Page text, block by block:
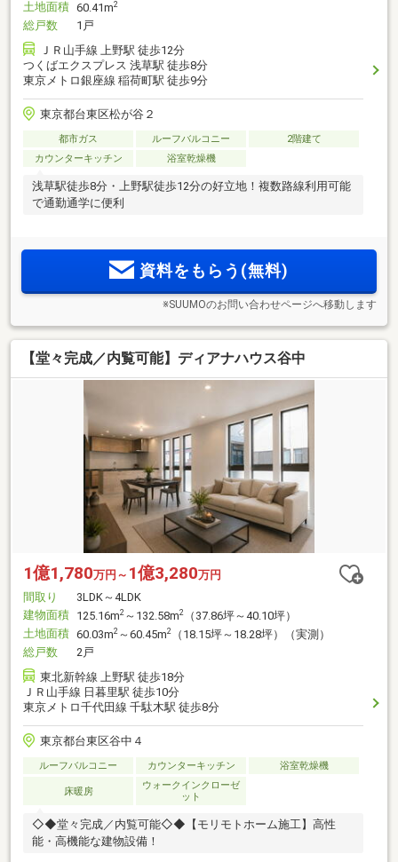
土地面積 60.41m2
総戸数
1戸
ＪＲ山手線 上野駅 徒歩12分
つくばエクスプレス 浅草駅 徒歩8分
東京メトロ銀座線 稲荷町駅 徒歩9分
東京都台東区松が谷２
都市ガス ルーフバルコニー
2階建て
カウンターキッチン
浴室乾燥機
浅草駅徒歩8分・上野駅徒歩12分の好立地！複数路線利用可能
で通勤通学に便利
資料をもらう(無料)
※SUUMOのお問い合わせページへ移動します
【堂々完成／内覧可能】ディアナハウス谷中
1億1,780万円～ 1億3,280万円
間取り
3LDK～4LDK
建物面積 125.16m2 ～132.58m2
（37.86坪～40.10坪）
土地面積 60.03m2 ～60.45m2
（18.15坪～18.28坪）（実測）
総戸数
2戸
東北新幹線 上野駅 徒歩18分
ＪＲ山手線 日暮里駅 徒歩10分
東京メトロ千代田線 千駄木駅 徒歩8分
東京都台東区谷中４
ルーフバルコニー カウンターキッチン 浴室乾燥機
床暖房
ウォークインクローゼ
ット
◇◆堂々完成／内覧可能◇◆【モリモトホーム施工】高性
能・高機能な建物設備！